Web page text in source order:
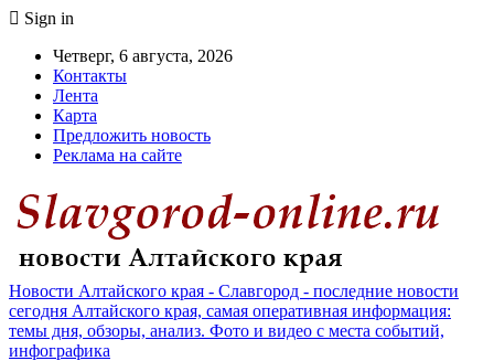
Sign in
Четверг, 6 августа, 2026
Контакты
Лента
Карта
Предложить новость
Реклама на сайте
Новости Алтайского края - Славгород - последние новости
сегодня Алтайского края, самая оперативная информация:
темы дня, обзоры, анализ. Фото и видео с места событий,
инфографика